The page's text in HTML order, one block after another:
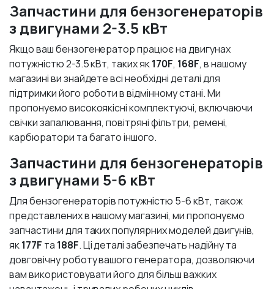
Запчастини для бензогенераторів
з двигунами 2-3.5 кВт
Якщо ваш бензогенератор працює на двигунах
потужністю 2-3.5 кВт, таких як170F, 168F, в нашому
магазині ви знайдете всі необхідні деталі для
підтримки його роботи в відмінному стані. Ми
пропонуємо високоякісні комплектуючі, включаючи
свічки запалювання, повітряні фільтри, ремені,
карбюратори та багато іншого.
Запчастини для бензогенераторів
з двигунами 5-6 кВт
Для бензогенераторів потужністю 5-6 кВт, також
представлених в нашому магазині, ми пропонуємо
запчастини для таких популярних моделей двигунів,
як177F та 188F. Ці деталі забезпечать надійну та
довговічну роботу вашого генератора, дозволяючи
вам використовувати його для більш важких